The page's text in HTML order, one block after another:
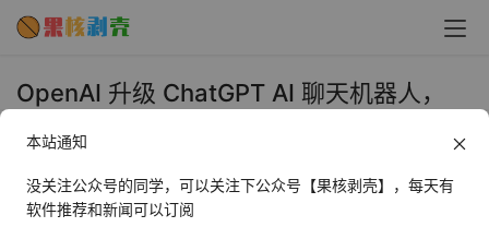
OpenAI 升级 ChatGPT AI 聊天机器人，
2025年5月15日 上午10:16 • AI相关
本站通知
没关注公众号的同学，可以关注下公众号【果核剥壳】，每天有
软件推荐和新闻可以订阅